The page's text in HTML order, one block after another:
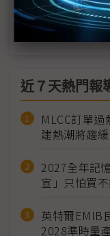
科技1分鐘：水
近７天熱門報
MLCC訂單
建熱潮將趨緩
2027全年記
宣」只怕買
英特爾EMIB
2028準時量